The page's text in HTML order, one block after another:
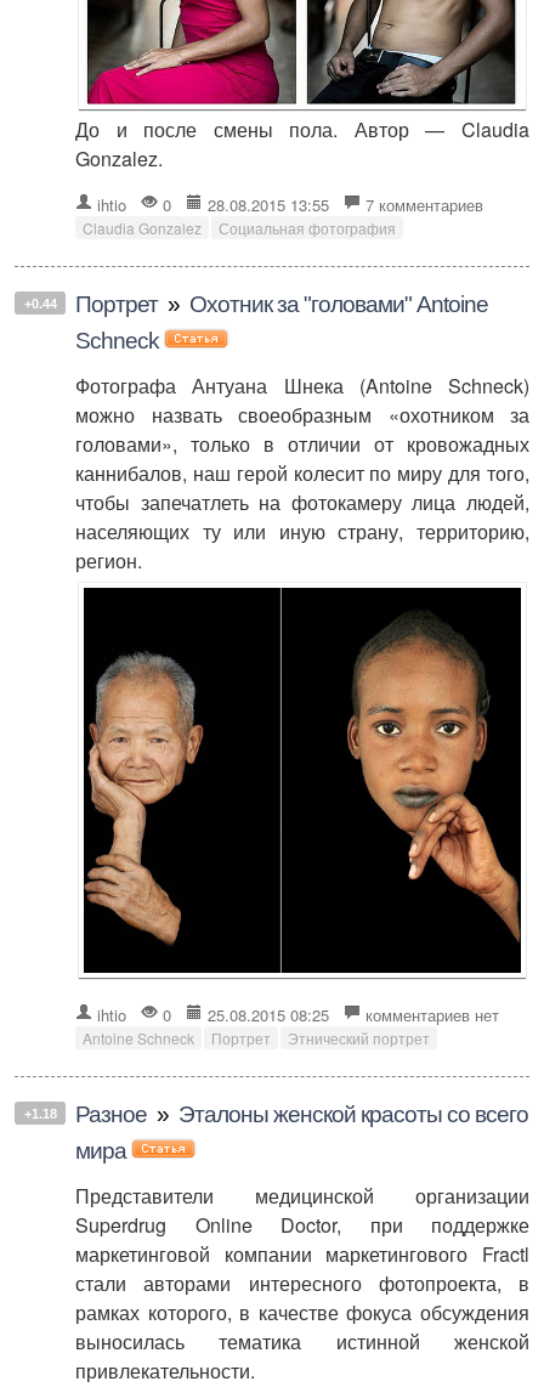
До и после смены пола. Автор — Claudia
Gonzalez.
ihtio 0 28.08.2015 13:55 7 комментариев
Claudia Gonzalez Социальная фотография
+0.44 Портрет » Охотник за "головами" Antoine
Schneck
Фотографа Антуана Шнека (Antoine Schneck)
можно назвать своеобразным «охотником за
головами», только в отличии от кровожадных
каннибалов, наш герой колесит по миру для того,
чтобы запечатлеть на фотокамеру лица людей,
населяющих ту или иную страну, территорию,
регион.
ihtio 0 25.08.2015 08:25 комментариев нет
Antoine Schneck Портрет Этнический портрет
+1.18 Разное » Эталоны женской красоты со всего
мира
Представители медицинской организации
Superdrug Online Doctor, при поддержке
маркетинговой компании маркетингового Fractl
стали авторами интересного фотопроекта, в
рамках которого, в качестве фокуса обсуждения
выносилась тематика истинной женской
привлекательности.